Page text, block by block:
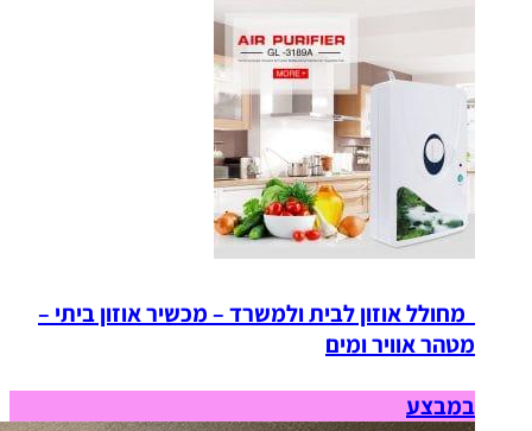
מחולל אוזון לבית ולמשרד – מכשיר אוזון ביתי –
מטהר אוויר ומים
במבצע